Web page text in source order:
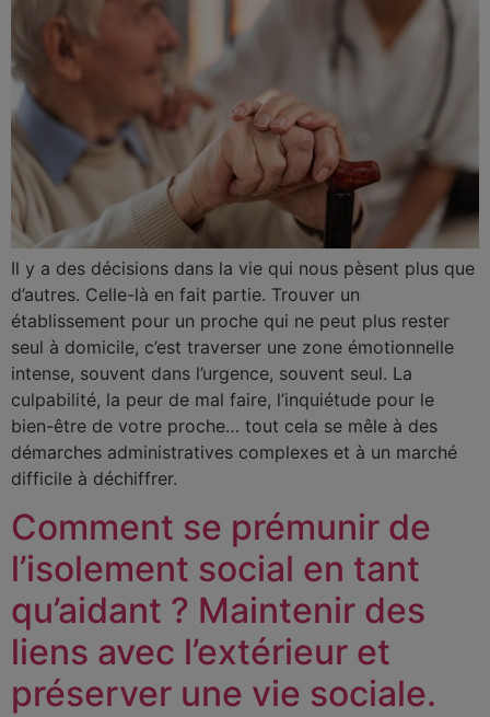
Il y a des décisions dans la vie qui nous pèsent plus que
d’autres. Celle-là en fait partie. Trouver un
établissement pour un proche qui ne peut plus rester
seul à domicile, c’est traverser une zone émotionnelle
intense, souvent dans l’urgence, souvent seul. La
culpabilité, la peur de mal faire, l’inquiétude pour le
bien-être de votre proche… tout cela se mêle à des
démarches administratives complexes et à un marché
difficile à déchiffrer.
Comment se prémunir de
l’isolement social en tant
qu’aidant ? Maintenir des
liens avec l’extérieur et
préserver une vie sociale.